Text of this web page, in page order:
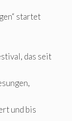
startet
das seit
und bis